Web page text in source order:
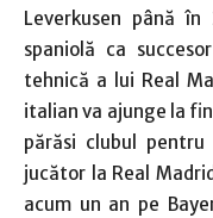
Leverkusen până
spaniolă ca
tehnică a lui Real
italian va ajunge la
părăsi clubul
jucător la Real
acum un an pe